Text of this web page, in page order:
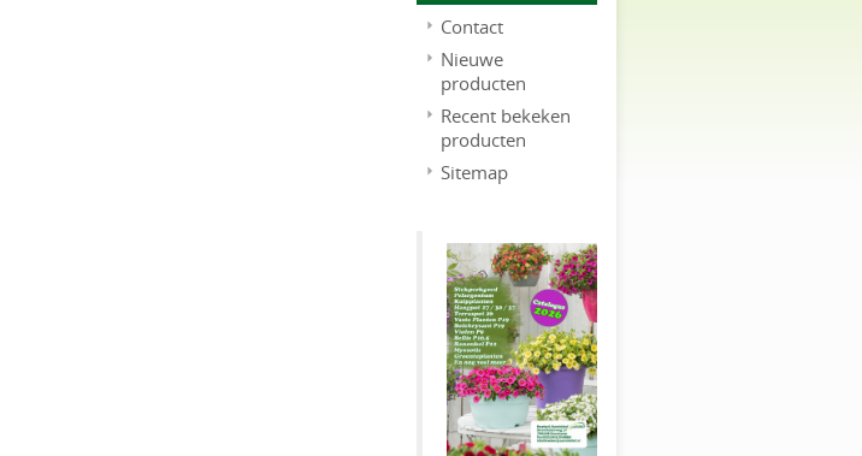
Contact
Nieuwe
producten
Recent bekeken
producten
Sitemap